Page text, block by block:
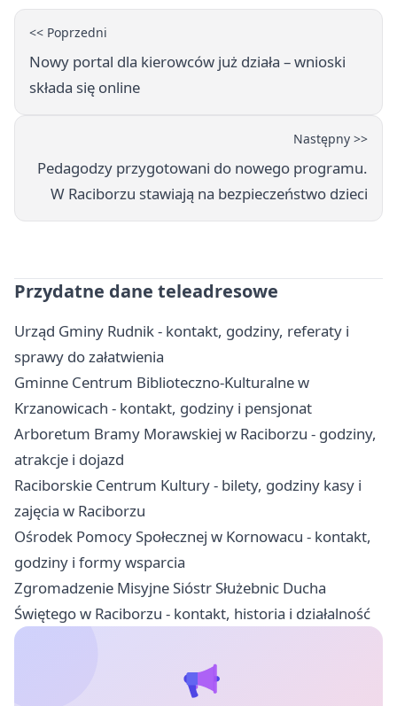
<< Poprzedni
Nowy portal dla kierowców już działa – wnioski
składa się online
Następny >>
Pedagodzy przygotowani do nowego programu.
W Raciborzu stawiają na bezpieczeństwo dzieci
Przydatne dane teleadresowe
Urząd Gminy Rudnik - kontakt, godziny, referaty i
sprawy do załatwienia
Gminne Centrum Biblioteczno-Kulturalne w
Krzanowicach - kontakt, godziny i pensjonat
Arboretum Bramy Morawskiej w Raciborzu - godziny,
atrakcje i dojazd
Raciborskie Centrum Kultury - bilety, godziny kasy i
zajęcia w Raciborzu
Ośrodek Pomocy Społecznej w Kornowacu - kontakt,
godziny i formy wsparcia
Zgromadzenie Misyjne Sióstr Służebnic Ducha
Świętego w Raciborzu - kontakt, historia i działalność